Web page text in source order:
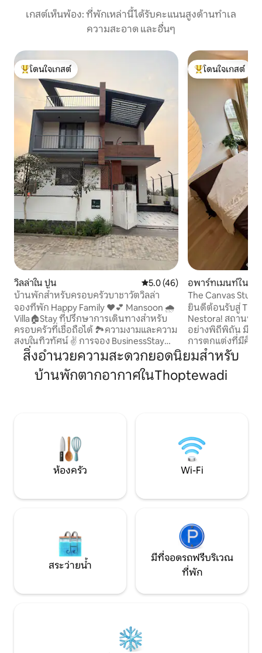
เกสต์เห็นพ้อง: ที่พักเหล่านี้ได้รับคะแนนสูงด้านทำเล
ความสะอาด และอื่นๆ
โดนใจเกสต์ที่สุด
โดนใจเกสต์
วิลล่าใน ปูน คะแนนเฉลี่ย 5.0 จาก 5, 46 รีวิว
5.0 (46)
บ้านพักสำหรับครอบครัวบาชาวัตวิลล่า
จองที่พัก Happy Family ❤️💕 Mansoon 🌧️
Villa🏠Stay ที่ปรึกษาการเดินทางสำหรับ
ครอบครัวที่เชื่อถือได้ 🏞️ความงามและความ
สงบในทิวทัศน์ ✌️ การจอง BusinessStay👍
NRI LongStay พร้อมให้บริการ😊 Pune
NDA, DAIT, MILIT สถานที่พักสำหรับ
ครอบครัว วิวอากาศเมฆปกคลุมที่ราบเรียบ
Pune Wildernest Hilltop Resorts, Sorina
Hillside, Go Crazy-Bliss, Aquarius Resorts
Lawns Pune
โดนใจเกสต์ที่สุด
โดนใจเกสต์
อพาร์ทเมนท์ใน ปา
The Canvas
ยินดีต้อนรับสู่ The
Nestora! สถานที่
อย่างพิถีพิถัน มีก
การตกแต่งที่มีศิลป
ให้ความรู้สึกแบบบู
กับค่ำคืนชมภาพยน
ผ่อนคลายบนเตียง
ตนเอง และทุกสิ่ง
พักที่สะดวกสบาย
สิ่งอำนวยความสะดวกยอดนิยมสำหรับ
บ้านพักตากอากาศในThoptewadi
ห้องครัว Wi-Fi
สระว่ายน้ำ
มีที่จอดรถฟรีบริเวณ
ที่พัก